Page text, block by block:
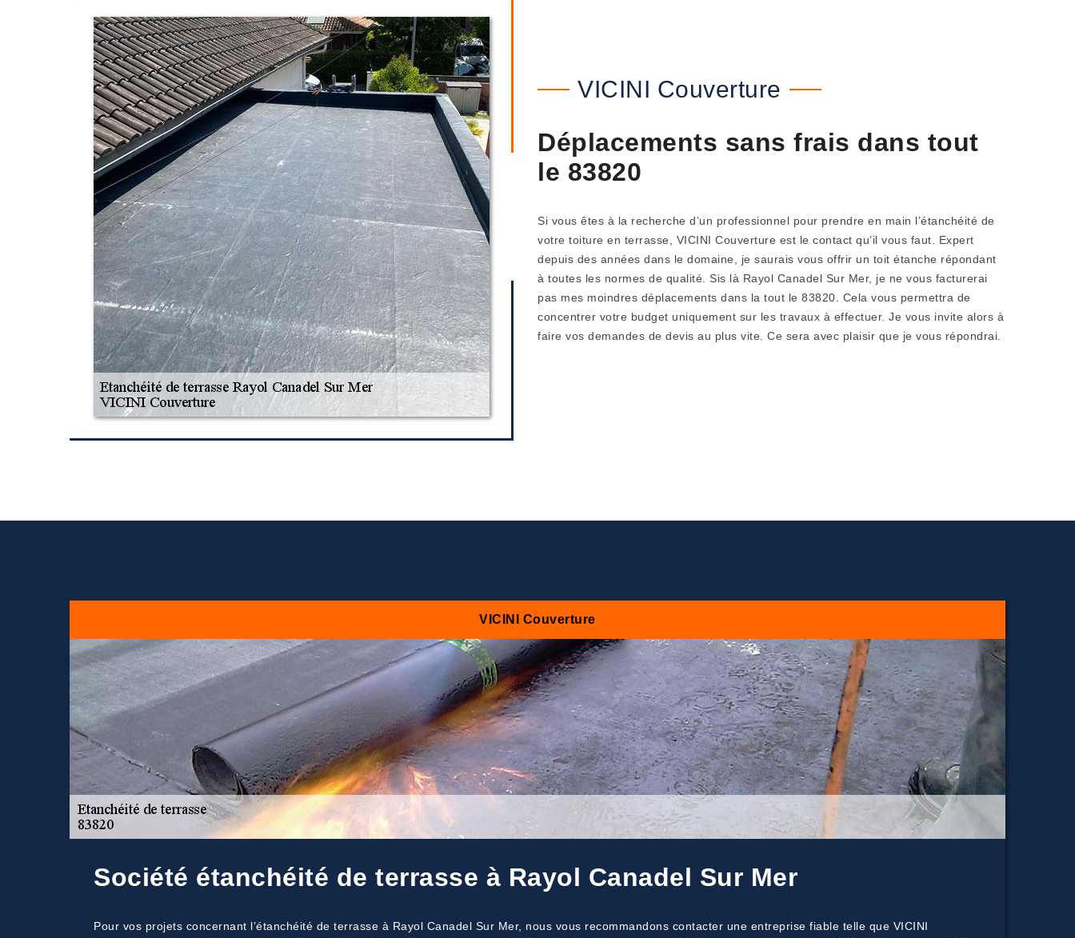
VICINI Couverture
Déplacements sans frais dans tout
le 83820
Si vous êtes à la recherche d’un professionnel pour prendre en main l’étanchéité de
votre toiture en terrasse, VICINI Couverture est le contact qu’il vous faut. Expert
depuis des années dans le domaine, je saurais vous offrir un toit étanche répondant
à toutes les normes de qualité. Sis là Rayol Canadel Sur Mer, je ne vous facturerai
pas mes moindres déplacements dans la tout le 83820. Cela vous permettra de
concentrer votre budget uniquement sur les travaux à effectuer. Je vous invite alors à
faire vos demandes de devis au plus vite. Ce sera avec plaisir que je vous répondrai.
VICINI Couverture
Société étanchéité de terrasse à Rayol Canadel Sur Mer
Pour vos projets concernant l’étanchéité de terrasse à Rayol Canadel Sur Mer, nous vous recommandons contacter une entreprise fiable telle que VICINI